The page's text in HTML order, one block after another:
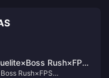
Rush×FPS
Rush×FPS